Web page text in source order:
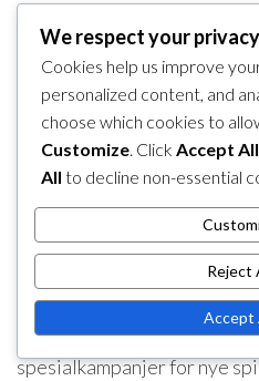
tilbud som kan øke
Vurder å vente på
som Black Friday eller
være forbedret. Dette kan
poengene dine, slik at du
Eksklusive tilbud
My Nintendo gir ofte
som kan forbedre
inkludere tidsbegrensede
tjene dobbelte poeng på
spesialkampanjer for nye
We respect your privacy
Cookies help us improve
personalized content, and
choose which cookies to
Customize. Click Accept All
All to decline non-essential
Reject
Accept